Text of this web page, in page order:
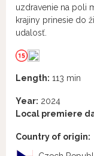
uzdravenie na poli
krajiny prinesie do
udalosť.
Length: 113 min
Year: 2024
Local premiere
Country of origin: